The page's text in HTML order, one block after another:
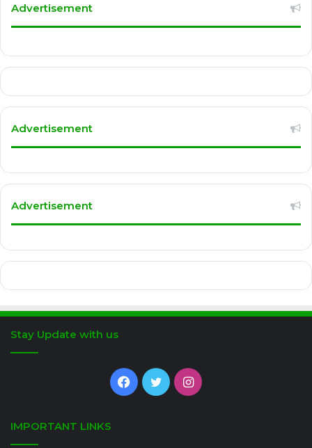
Advertisement
Advertisement
Advertisement
Stay Update with us
Facebook
TwitterInstagram
IMPORTANT LINKS